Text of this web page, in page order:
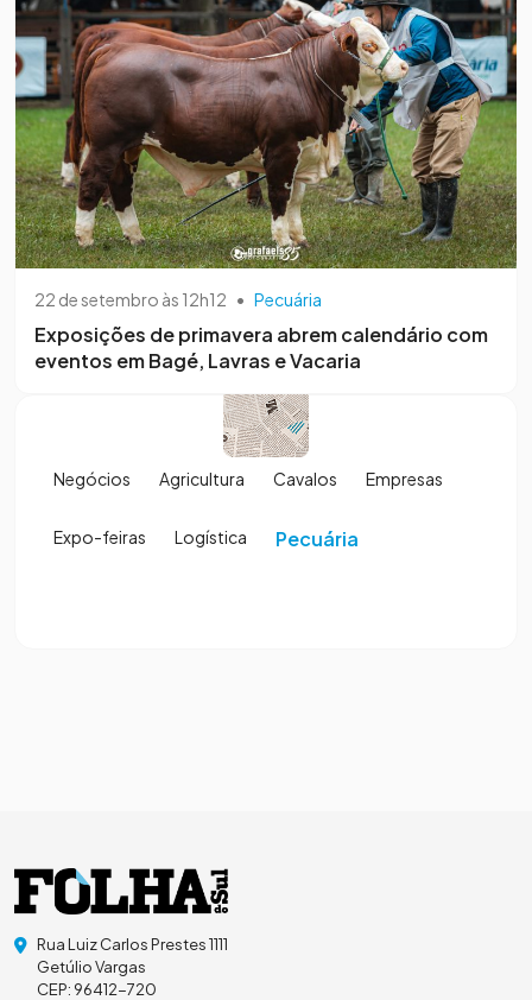
22 de setembro às 12h12 • Pecuária
Exposições de primavera abrem calendário com
eventos em Bagé, Lavras e Vacaria
Negócios Agricultura Cavalos Empresas
Expo-feiras Logística Pecuária
Rua Luiz Carlos Prestes 1111
Getúlio Vargas
CEP: 96412-720